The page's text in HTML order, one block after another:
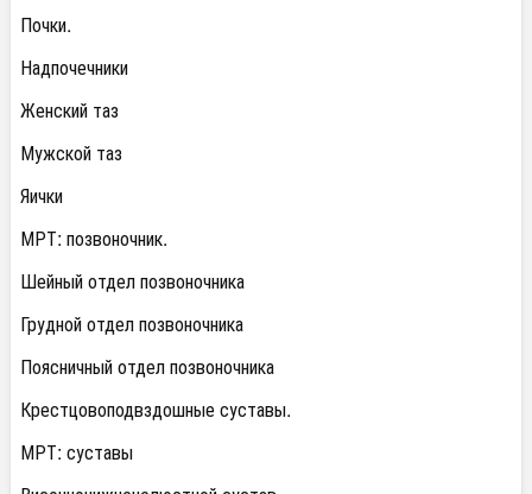
Почки.
Надпочечники
Женский таз
Мужской таз
Яички
МРТ: позвоночник.
Шейный отдел позвоночника
Грудной отдел позвоночника
Поясничный отдел позвоночника
Крестцовоподвздошные суставы.
МРТ: суставы